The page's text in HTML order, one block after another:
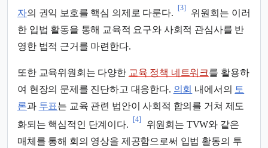
자의 권익 보호를 핵심 의제로 다룬다.
[3]
위원회는 이러
한 입법 활동을 통해 교육적 요구와 사회적 관심사를 반
영한 법적 근거를 마련한다.
또한 교육위원회는 다양한 교육 정책 네트워크를 활용하
여 현장의 문제를 진단하고 대응한다. 의회 내에서의 토
론과 투표는 교육 관련 법안이 사회적 합의를 거쳐 제도
화되는 핵심적인 단계이다.
[4]
위원회는 TVW와 같은
매체를 통해 회의 영상을 제공함으로써 입법 활동의 투